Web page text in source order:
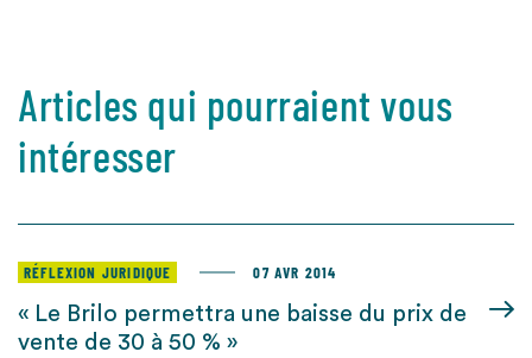
Articles qui pourraient vous
intéresser
RÉFLEXION JURIDIQUE 07 AVR 2014
« Le Brilo permettra une baisse du prix de
vente de 30 à 50 % »